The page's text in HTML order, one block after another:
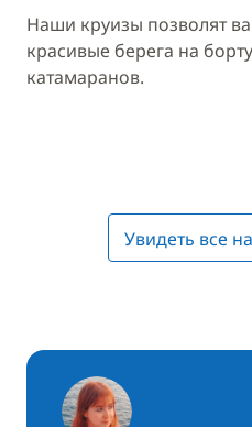
Наши круизы позволят
красивые берега на
катамаранов.
Увидеть все